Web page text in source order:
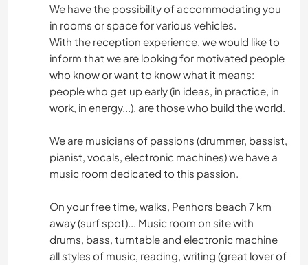
We have the possibility of accommodating you
in rooms or space for various vehicles.
With the reception experience, we would like to
inform that we are looking for motivated people
who know or want to know what it means:
people who get up early (in ideas, in practice, in
work, in energy...), are those who build the world.
We are musicians of passions (drummer, bassist,
pianist, vocals, electronic machines) we have a
music room dedicated to this passion.
On your free time, walks, Penhors beach 7 km
away (surf spot)... Music room on site with
drums, bass, turntable and electronic machine
all styles of music, reading, writing (great lover of